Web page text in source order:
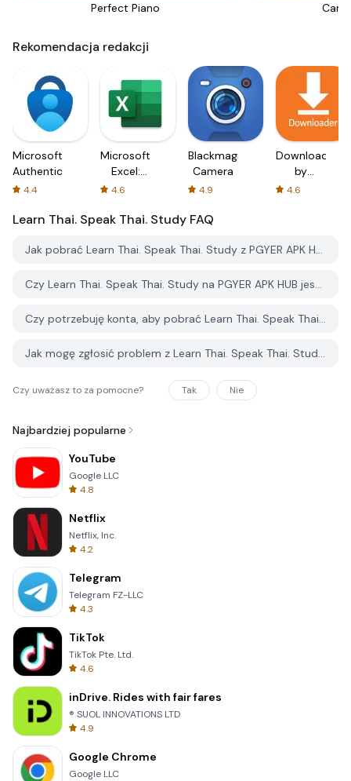
Perfect Piano
Rekomendacja redakcji
Microsoft
Authenticator
4.4
Microsoft
Excel:
Spreadsheets
4.6
Blackmagic
Camera
4.9
Downloader
by
AFTVnews
4.6
Learn Thai. Speak Thai. Study FAQ
Jak pobrać Learn Thai. Speak Thai. Study z PGYER APK HUB?
Czy Learn Thai. Speak Thai. Study na PGYER APK HUB jest darmowy do pobrania?
Czy potrzebuję konta, aby pobrać Learn Thai. Speak Thai. Study z PGYER APK HUB?
Jak mogę zgłosić problem z Learn Thai. Speak Thai. Study na PGYER APK HUB?
Czy uważasz to za pomocne? Tak Nie
Najbardziej popularne
YouTube
Google LLC
4.8
Netflix
Netflix, Inc.
4.2
Telegram
Telegram FZ-LLC
4.3
TikTok
TikTok Pte. Ltd.
4.6
inDrive. Rides with fair fares
® SUOL INNOVATIONS LTD
4.9
Google Chrome
Google LLC